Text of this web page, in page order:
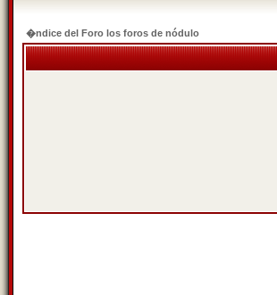
�ndice del Foro los foros de nódulo